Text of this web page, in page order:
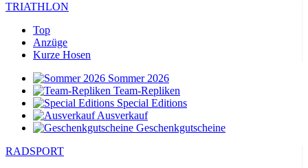
TRIATHLON
Top
Anzüge
Kurze Hosen
Sommer 2026
Team-Repliken
Special Editions
Ausverkauf
Geschenkgutscheine
RADSPORT